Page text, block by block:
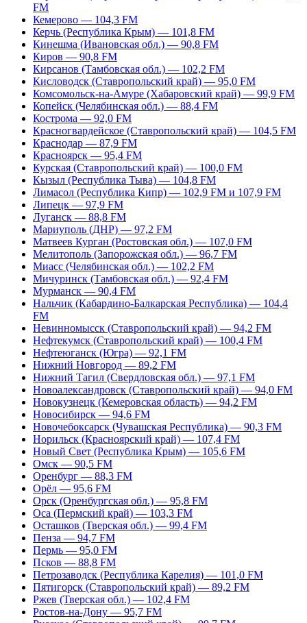
FM
Кемерово — 104,3 FM
Керчь (Республика Крым) — 101,8 FM
Кинешма (Ивановская обл.) — 90,8 FM
Киров — 90,8 FM
Кирсанов (Тамбовская обл.) — 102,2 FM
Кисловодск (Ставропольский край) — 95,0 FM
Комсомольск-на-Амуре (Хабаровский край) — 99,9 FM
Копейск (Челябинская обл.) — 88,4 FM
Кострома — 92,0 FM
Красногвардейское (Ставропольский край) — 104,5 FM
Краснодар — 87,9 FM
Красноярск — 95,4 FM
Курская (Ставропольский край) — 100,0 FM
Кызыл (Республика Тыва) — 104,8 FM
Лимасол (Республика Кипр) — 102,9 FM и 107,9 FM
Липецк — 97,9 FM
Луганск — 88,8 FM
Мариуполь (ДНР) — 97,2 FM
Матвеев Курган (Ростовская обл.) — 107,0 FM
Мелитополь (Запорожская обл.) — 96,7 FM
Миасс (Челябинская обл.) — 102,2 FM
Мичуринск (Тамбовская обл.) — 92,4 FM
Мурманск — 90,4 FM
Нальчик (Кабардино-Балкарская Республика) — 104,4
FM
Невинномысск (Ставропольский край) — 94,2 FM
Нефтекумск (Ставропольский край) — 100,4 FM
Нефтеюганск (Югра) — 92,1 FM
Нижний Новгород — 89,2 FM
Нижний Тагил (Свердловская обл.) — 97,1 FM
Новоалександровск (Ставропольский край) — 94,0 FM
Новокузнецк (Кемеровская область) — 94,2 FM
Новосибирск — 94,6 FM
Новочебоксарск (Чувашская Республика) — 90,3 FM
Норильск (Красноярский край) — 107,4 FM
Новый Свет (Республика Крым) — 105,6 FM
Омск — 90,5 FM
Оренбург — 88,3 FM
Орёл — 95,6 FM
Орск (Оренбургская обл.) — 95,8 FM
Оса (Пермский край) — 103,3 FM
Осташков (Тверская обл.) — 99,4 FM
Пенза — 94,7 FM
Пермь — 95,0 FM
Псков — 88,8 FM
Петрозаводск (Республика Карелия) — 101,0 FM
Пятигорск (Ставропольский край) — 89,2 FM
Ржев (Тверская обл.) — 102,4 FM
Ростов-на-Дону — 95,7 FM